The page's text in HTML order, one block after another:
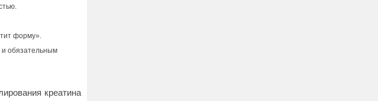
форму».
и обязательным
креатина